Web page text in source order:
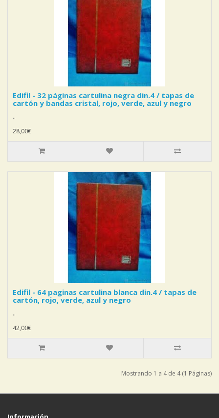
Edifil - 32 páginas cartulina negra din.4 / tapas de
cartón y bandas cristal, rojo, verde, azul y negro
..
28,00€
Edifil - 64 paginas cartulina blanca din.4 / tapas de
cartón, rojo, verde, azul y negro
..
42,00€
Mostrando 1 a 4 de 4 (1 Páginas)